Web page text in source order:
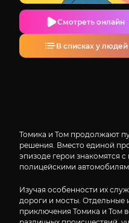
Смотреть онлайн
В списках у людей
Томика и Том продолжают
решения. Вместо единой
эпизоде герои знакомятся
полицейскими
Изучая особенности их
дороги и мосты. Отдельные
приключения Томика и Том